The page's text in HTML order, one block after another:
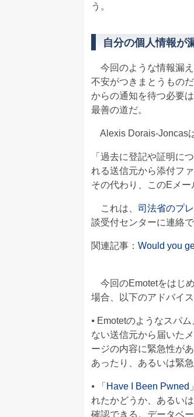
う。
自分の個人情報が
今回のような情報漏え
不安がつきまとうもの
からの通知を待つ必要
最善の道だ。
Alexis Dorais-Joncas
「過去に登記や証明に
れる送信元から添付フ
その代わり、このEメー
これは、 司法省のプ
談受付センターに連絡
関連記事： Would you
今回のEmotetをはじ
場合、以下のアドバイ
⦁ Emotetのようなスパ
ない送信元から届いた
ージの内容に緊急性が
あったり、あるいは緊
⦁ 「 Have I Been Pwned
れたかどうか、あるい
確認できる。データベ